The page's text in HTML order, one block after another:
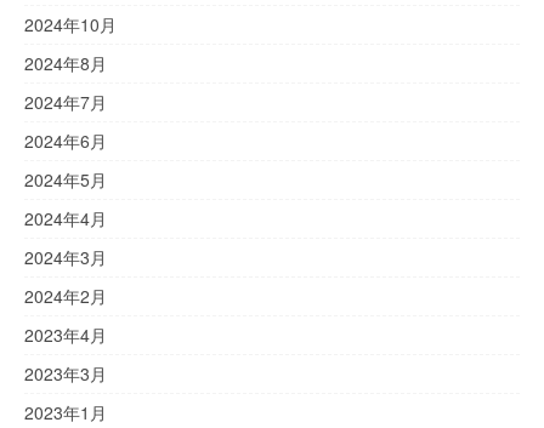
2024年10月
2024年8月
2024年7月
2024年6月
2024年5月
2024年4月
2024年3月
2024年2月
2023年4月
2023年3月
2023年1月